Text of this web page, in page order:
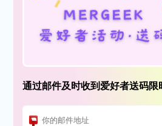
通过邮件及时收到爱好者送码限